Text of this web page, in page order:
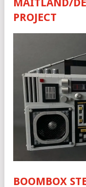
MAITLAND/
PROJECT
BOOMBOX